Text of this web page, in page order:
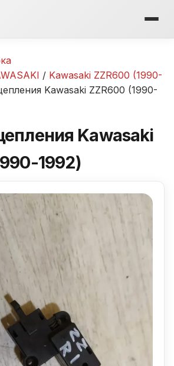
/ Kawasaki ZZR600 (1990-
Kawasaki ZZR600 (1990-
Kawasaki
1992)